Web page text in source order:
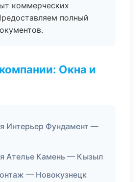
коммерческих
полный
Окна и
Интерьер Фундамент —
Ателье Камень — Кызыл
— Новокузнецк